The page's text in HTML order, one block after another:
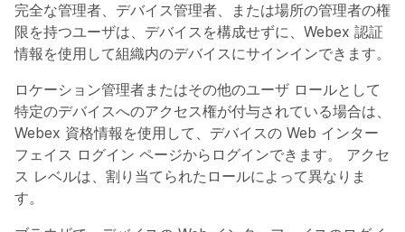
完全な管理者、デバイス管理者、または場所の管理者の権
限を持つユーザは、デバイスを構成せずに、Webex 認証
情報を使用して組織内のデバイスにサインインできます。
ロケーション管理者またはその他のユーザ ロールとして
特定のデバイスへのアクセス権が付与されている場合は、
Webex 資格情報を使用して、デバイスの Web インター
フェイス ログイン ページからログインできます。 アクセ
ス レベルは、割り当てられたロールによって異なりま
す。